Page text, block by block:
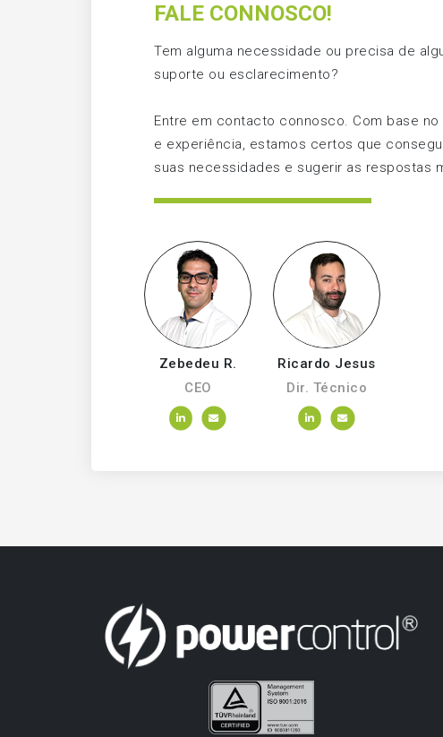
FALE CONNOSCO!
Tem alguma necessidade ou precisa de
suporte ou esclarecimento?
Entre em contacto connosco. Com base
e experiência, estamos certos que
suas necessidades e sugerir as respostas
Zebedeu R.
CEO
Ricardo Jesus
Dir. Técnico